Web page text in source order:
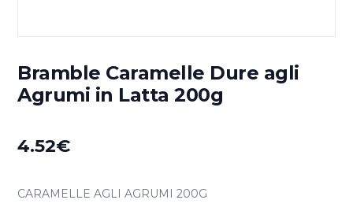
Bramble Caramelle Dure agli
Agrumi in Latta 200g
4.52€
CARAMELLE AGLI AGRUMI 200G